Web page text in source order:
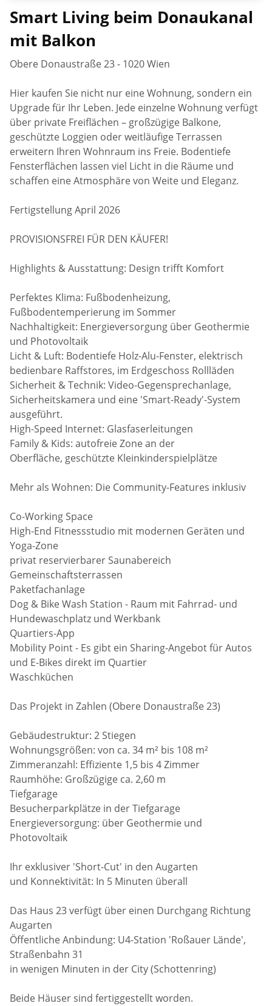
Smart Living beim Donaukanal
mit Balkon
Obere Donaustraße 23 - 1020 Wien
Hier kaufen Sie nicht nur eine Wohnung, sondern ein
Upgrade für Ihr Leben. Jede einzelne Wohnung verfügt
über private Freiflächen – großzügige Balkone,
geschützte Loggien oder weitläufige Terrassen
erweitern Ihren Wohnraum ins Freie. Bodentiefe
Fensterflächen lassen viel Licht in die Räume und
schaffen eine Atmosphäre von Weite und Eleganz.
Fertigstellung April 2026
PROVISIONSFREI FÜR DEN KÄUFER!
Highlights & Ausstattung: Design trifft Komfort
Perfektes Klima: Fußbodenheizung,
Fußbodentemperierung im Sommer
Nachhaltigkeit: Energieversorgung über Geothermie
und Photovoltaik
Licht & Luft: Bodentiefe Holz-Alu-Fenster, elektrisch
bedienbare Raffstores, im Erdgeschoss Rollläden
Sicherheit & Technik: Video-Gegensprechanlage,
Sicherheitskamera und eine 'Smart-Ready'-System
ausgeführt.
High-Speed Internet: Glasfaserleitungen
Family & Kids: autofreie Zone an der
Oberfläche, geschützte Kleinkinderspielplätze
Mehr als Wohnen: Die Community-Features inklusiv
Co-Working Space
High-End Fitnessstudio mit modernen Geräten und
Yoga-Zone
privat reservierbarer Saunabereich
Gemeinschaftsterrassen
Paketfachanlage
Dog & Bike Wash Station - Raum mit Fahrrad- und
Hundewaschplatz und Werkbank
Quartiers-App
Mobility Point - Es gibt ein Sharing-Angebot für Autos
und E-Bikes direkt im Quartier
Waschküchen
Das Projekt in Zahlen (Obere Donaustraße 23)
Gebäudestruktur: 2 Stiegen
Wohnungsgrößen: von ca. 34 m² bis 108 m²
Zimmeranzahl: Effiziente 1,5 bis 4 Zimmer
Raumhöhe: Großzügige ca. 2,60 m
Tiefgarage
Besucherparkplätze in der Tiefgarage
Energieversorgung: über Geothermie und
Photovoltaik
Ihr exklusiver 'Short-Cut' in den Augarten
und Konnektivität: In 5 Minuten überall
Das Haus 23 verfügt über einen Durchgang Richtung
Augarten
Öffentliche Anbindung: U4-Station 'Roßauer Lände',
Straßenbahn 31
in wenigen Minuten in der City (Schottenring)
Beide Häuser sind fertiggestellt worden.